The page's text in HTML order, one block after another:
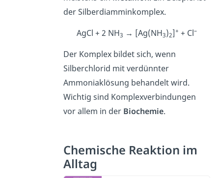
der Silberdiamminkomplex.
AgCl + 2 NH3 → [Ag(NH3)2]+ + Cl–
Der Komplex bildet sich, wenn
Silberchlorid mit verdünnter
Ammoniaklösung behandelt wird.
Wichtig sind Komplexverbindungen
vor allem in der Biochemie.
Chemische Reaktion im
Alltag